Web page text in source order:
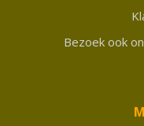
Bezoek ook